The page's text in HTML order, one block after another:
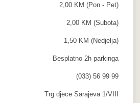
2,00 KM (Pon - Pet)
2,00 KM (Subota)
1,50 KM (Nedjelja)
Besplatno 2h parkinga
(033) 56 99 99
Trg djece Sarajeva 1/VIII